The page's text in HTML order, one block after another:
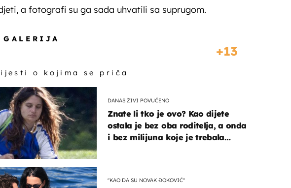
a fotografi su ga sada uhvatili sa suprugom.
GALERIJA
13
o kojima se priča
DANAS ŽIVI POVUČENO
Znate li tko je ovo? Kao dijete
ostala je bez oba roditelja, a onda
i bez milijuna koje je trebala
"KAO DA SU NOVAK ĐOKOVIĆ"